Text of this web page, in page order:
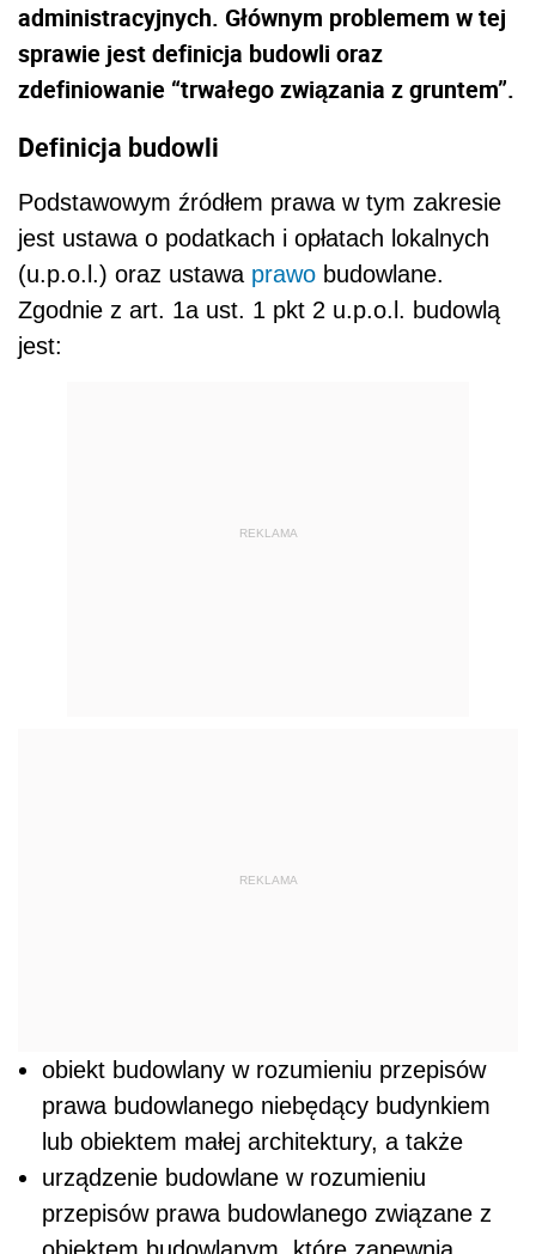
administracyjnych. Głównym problemem w tej
sprawie jest definicja budowli oraz
zdefiniowanie “trwałego związania z gruntem”.
Definicja budowli
Podstawowym źródłem prawa w tym zakresie
jest ustawa o podatkach i opłatach lokalnych
(u.p.o.l.) oraz ustawa prawo budowlane.
Zgodnie z art. 1a ust. 1 pkt 2 u.p.o.l. budowlą
jest:
REKLAMA
REKLAMA
obiekt budowlany w rozumieniu przepisów
prawa budowlanego niebędący budynkiem
lub obiektem małej architektury, a także
urządzenie budowlane w rozumieniu
przepisów prawa budowlanego związane z